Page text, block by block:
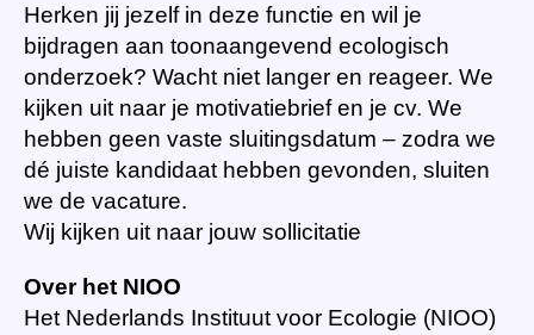
Herken jij jezelf in deze functie en wil je
bijdragen aan toonaangevend ecologisch
onderzoek? Wacht niet langer en reageer. We
kijken uit naar je motivatiebrief en je cv. We
hebben geen vaste sluitingsdatum – zodra we
dé juiste kandidaat hebben gevonden, sluiten
we de vacature.
Wij kijken uit naar jouw sollicitatie
Over het NIOO
Het Nederlands Instituut voor Ecologie (NIOO)